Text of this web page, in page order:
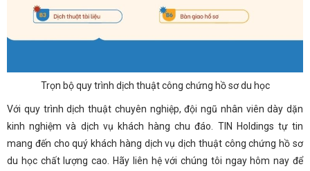
Trọn bộ quy trình dịch thuật công chứng hồ sơ du học
Với quy trình dịch thuật chuyên nghiệp, đội ngũ nhân viên dày dặn
kinh nghiệm và dịch vụ khách hàng chu đáo. TIN Holdings tự tin
mang đến cho quý khách hàng dịch vụ dịch thuật công chứng hồ sơ
du học chất lượng cao. Hãy liên hệ với chúng tôi ngay hôm nay để